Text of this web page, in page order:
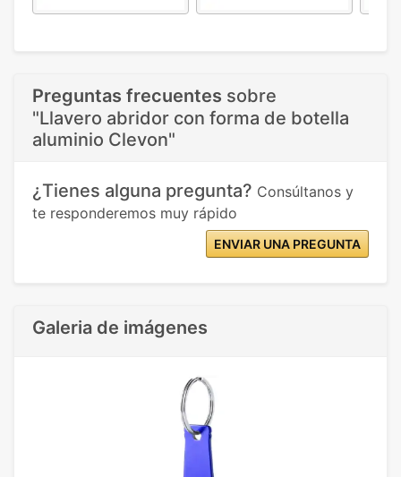
Preguntas frecuentes sobre
"Llavero abridor con forma de botella
aluminio Clevon"
¿Tienes alguna pregunta? Consúltanos y
te responderemos muy rápido
ENVIAR UNA PREGUNTA
Galeria de imágenes